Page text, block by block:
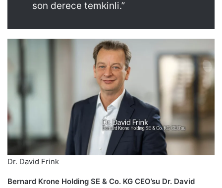
son derece temkinli.”
Dr. David Frink
Bernard Krone Holding SE & Co. KG CEO’su Dr. David